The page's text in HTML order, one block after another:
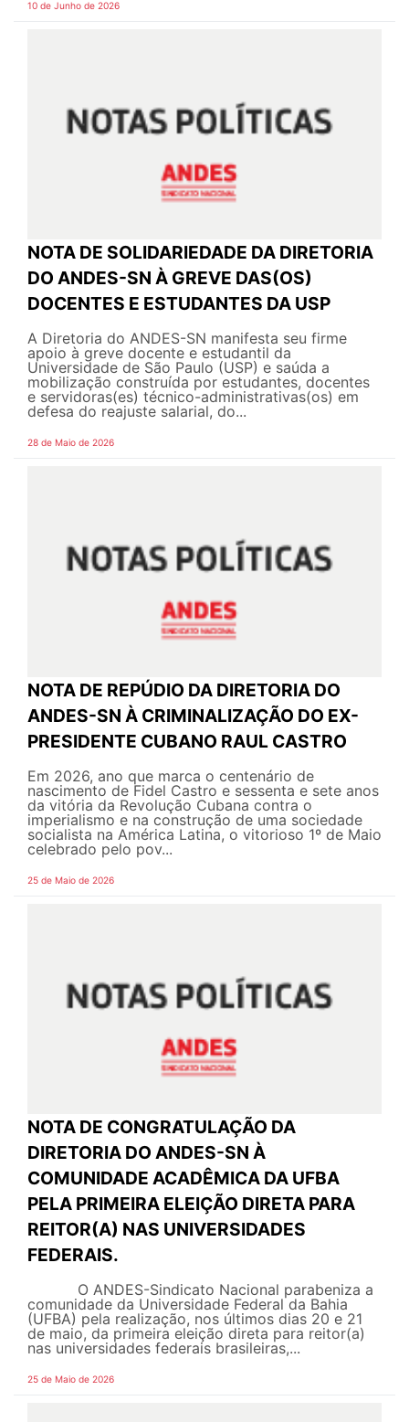
10 de Junho de 2026
NOTA DE SOLIDARIEDADE DA DIRETORIA
DO ANDES-SN À GREVE DAS(OS)
DOCENTES E ESTUDANTES DA USP
A Diretoria do ANDES-SN manifesta seu firme
apoio à greve docente e estudantil da
Universidade de São Paulo (USP) e saúda a
mobilização construída por estudantes, docentes
e servidoras(es) técnico-administrativas(os) em
defesa do reajuste salarial, do...
28 de Maio de 2026
NOTA DE REPÚDIO DA DIRETORIA DO
ANDES-SN À CRIMINALIZAÇÃO DO EX-
PRESIDENTE CUBANO RAUL CASTRO
Em 2026, ano que marca o centenário de
nascimento de Fidel Castro e sessenta e sete anos
da vitória da Revolução Cubana contra o
imperialismo e na construção de uma sociedade
socialista na América Latina, o vitorioso 1º de Maio
celebrado pelo pov...
25 de Maio de 2026
NOTA DE CONGRATULAÇÃO DA
DIRETORIA DO ANDES-SN À
COMUNIDADE ACADÊMICA DA UFBA
PELA PRIMEIRA ELEIÇÃO DIRETA PARA
REITOR(A) NAS UNIVERSIDADES
FEDERAIS.
O ANDES-Sindicato Nacional parabeniza a
comunidade da Universidade Federal da Bahia
(UFBA) pela realização, nos últimos dias 20 e 21
de maio, da primeira eleição direta para reitor(a)
nas universidades federais brasileiras,...
25 de Maio de 2026